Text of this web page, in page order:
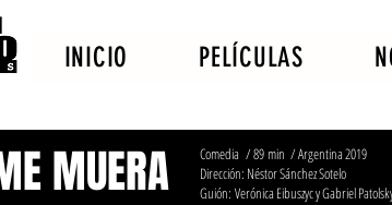
INICIO PELÍCULAS
MUERA
Comedia / 89 min / Argentina 2019
Dirección: Néstor Sánchez Sotelo
Guión: Verónica Eibuszyc y Gabriel